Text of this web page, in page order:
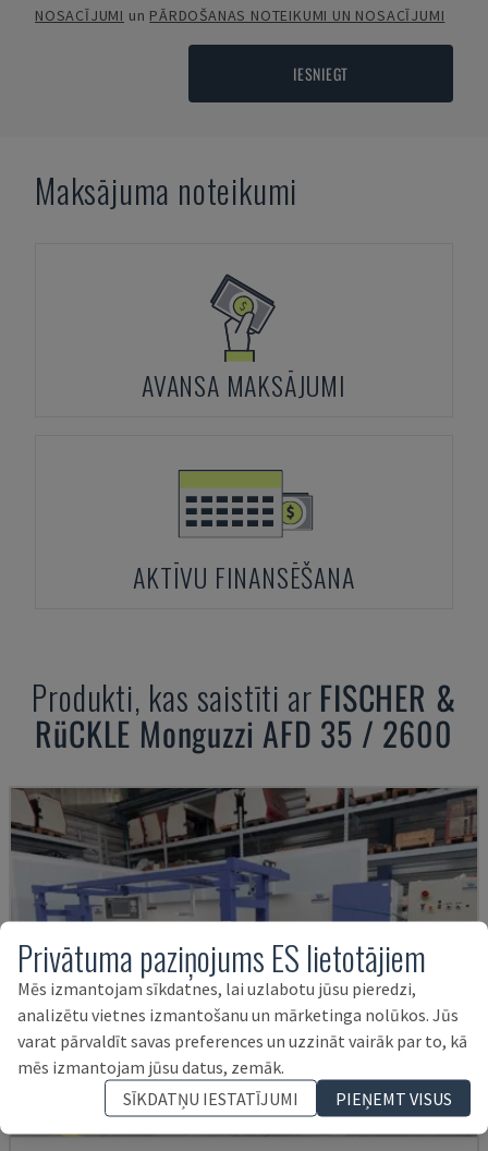
NOSACĪJUMI un PĀRDOŠANAS NOTEIKUMI UN NOSACĪJUMI
IESNIEGT
Maksājuma noteikumi
AVANSA MAKSĀJUMI
AKTĪVU FINANSĒŠANA
Produkti, kas saistīti ar FISCHER &
RüCKLE Monguzzi AFD 35 / 2600
Privātuma paziņojums ES lietotājiem
Mēs izmantojam sīkdatnes, lai uzlabotu jūsu pieredzi,
analizētu vietnes izmantošanu un mārketinga nolūkos. Jūs
varat pārvaldīt savas preferences un uzzināt vairāk par to, kā
mēs izmantojam jūsu datus, zemāk.
SĪKDATŅU IESTATĪJUMI
PIEŅEMT VISUS